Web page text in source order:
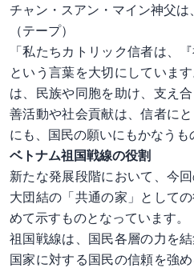
チャン・スアン・マイン神父は
（テープ）
「私たちカトリック信者は、
という言葉を大切にしていま
は、民族や同胞を助け、支え
善活動や社会貢献は、信者に
にも、国民の願いにもかなうも
ベトナム祖国戦線の役割
新たな発展段階において、今
大団結の「共通の家」として
めて示すものとなっています。
祖国戦線は、国民各層の力を
国家に対する国民の信頼を強